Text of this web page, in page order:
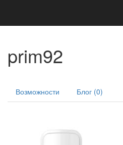
prim92
Возможности Блог (0)